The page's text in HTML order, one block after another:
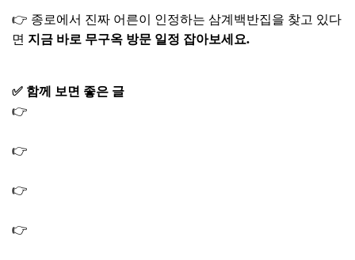
👉 종로에서 진짜 어른이 인정하는 삼계백반집을 찾고 있다
면 지금 바로 무구옥 방문 일정 잡아보세요.
✅ 함께 보면 좋은 글
👉
👉
👉
👉